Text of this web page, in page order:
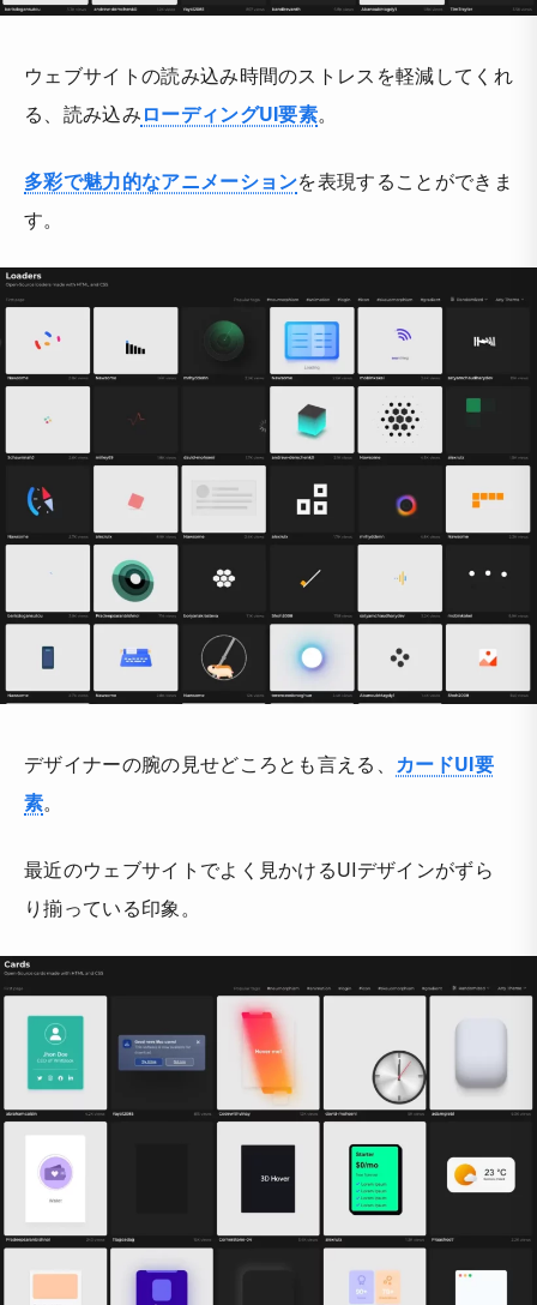
ウェブサイトの読み込み時間のストレスを軽減してくれ
る、読み込みローディングUI要素。
多彩で魅力的なアニメーションを表現することができま
す。
デザイナーの腕の見せどころとも言える、 カードUI要
素。
最近のウェブサイトでよく見かけるUIデザインがずら
り揃っている印象。